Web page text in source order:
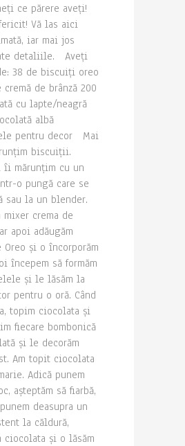
ce părere aveți!
Vă las aici
iar mai jos
detaliile. Aveți
38 de biscuiți oreo
de brânză 200
cu lapte/neagră
albă
pentru decor Mai
biscuiții.
îi mărunțim cu un
o pungă care se
sau la un blender.
mixer crema de
apoi adăugăm
Oreo și o încorporăm
începem să formăm
și le lăsăm la
pentru o oră. Când
topim ciocolata și
fiecare bombonică
și le decorăm
Am topit ciocolata
Adică punem
așteptăm să fiarbă,
deasupra un
la căldură,
ciocolata și o lăsăm